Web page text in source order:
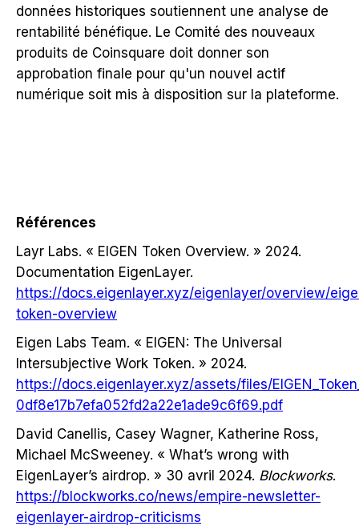
données historiques soutiennent une analyse de
rentabilité bénéfique. Le Comité des nouveaux
produits de Coinsquare doit donner son
approbation finale pour qu'un nouvel actif
numérique soit mis à disposition sur la plateforme.
Références
Layr Labs. « EIGEN Token Overview. » 2024.
Documentation EigenLayer.
https://docs.eigenlayer.xyz/eigenlayer/overview/
token-overview
Eigen Labs Team. « EIGEN: The Universal
Intersubjective Work Token. » 2024.
https://docs.eigenlayer.xyz/assets/files/
0df8e17b7efa052fd2a22e1ade9c6f69.pdf
David Canellis, Casey Wagner, Katherine Ross,
Michael McSweeney. « What’s wrong with
EigenLayer’s airdrop. » 30 avril 2024. Blockworks.
https://blockworks.co/news/empire-newsletter-
eigenlayer-airdrop-criticisms